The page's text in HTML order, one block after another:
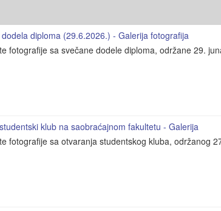
diploma (29.6.2026.) - Galerija fotografija
fotografije sa svečane dodele diploma, održane 29.
klub na saobraćajnom fakultetu - Galerija
fotografije sa otvaranja studentskog kluba, održanog